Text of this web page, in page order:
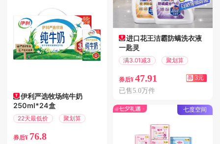
伊利严选牧场纯牛奶
250ml*24盒
22天最低价 聚划算
券后¥ 76.8
进口花王洁霸防螨洗衣液
一匙灵
满3.01减3 聚划算
券后¥ 47.91 券 3元
已售5.0万件
七度空间